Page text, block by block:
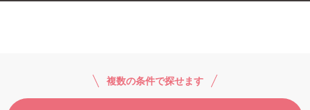
複数の条件で探せます